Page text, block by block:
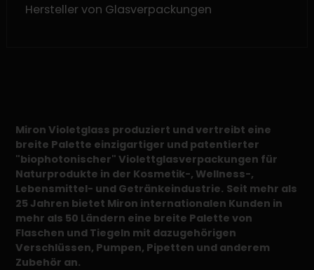
Hersteller von Glasverpackungen
Miron Violetglass produziert und vertreibt eine
breite Palette einzigartiger und patentierter
"biophotonischer" Violettglasverpackungen für
Naturprodukte in der Kosmetik-, Wellness-,
Lebensmittel- und Getränkeindustrie. Seit mehr als
25 Jahren bietet Miron internationalen Kunden in
mehr als 50 Ländern eine breite Palette von
Flaschen und Tiegeln mit dazugehörigen
Verschlüssen, Pumpen, Pipetten und anderem
Zubehör an.